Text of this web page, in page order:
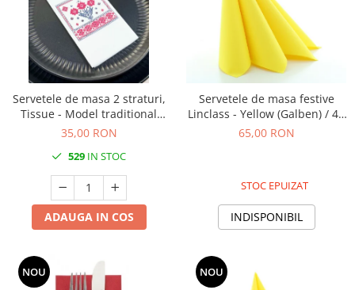
Servetele de masa 2 straturi,
Tissue - Model traditional
romanesc, 33 x 33 cm, pliate
35,00 RON
529 IN STOC
ADAUGA IN COS
Servetele de masa festive
Linclass - Yellow (Galben) / 40
x 40 cm / 50 buc
65,00 RON
STOC EPUIZAT
INDISPONIBIL
NOU NOU